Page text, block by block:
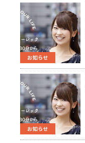
お知らせ
お知らせ